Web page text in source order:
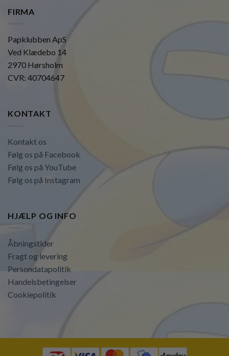
FIRMA
Papklubben ApS
Ved Klædebo 14
2970 Hørsholm
CVR: 40704647
KONTAKT
Kontakt os
Følg os på Facebook
Følg os på YouTube
Følg os på Instagram
HJÆLP OG INFO
Åbningstider
Fragt og levering
Persondatapolitik
Handelsbetingelser
Cookiepolitik